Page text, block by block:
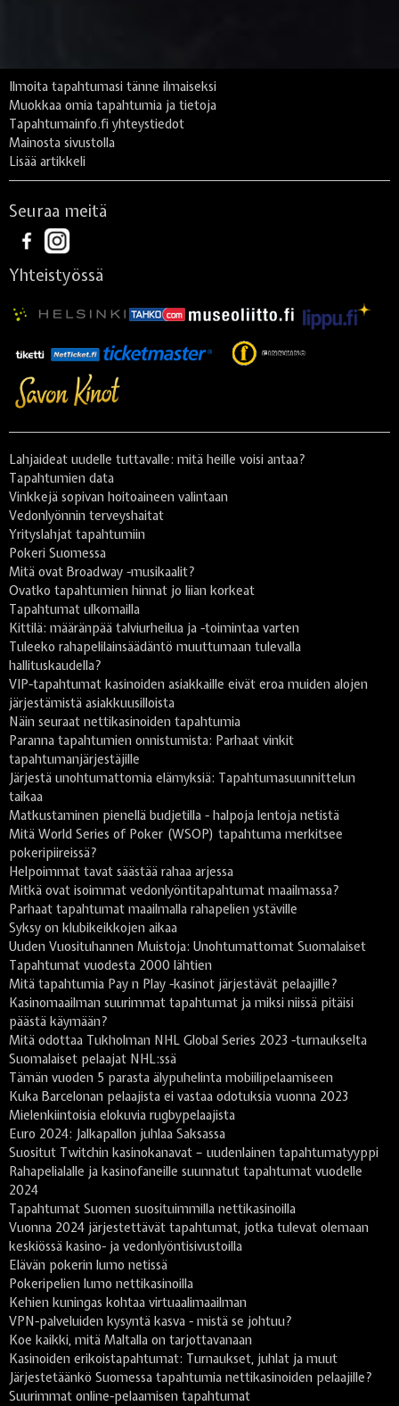
Ilmoita tapahtumasi tänne ilmaiseksi
Muokkaa omia tapahtumia ja tietoja
Tapahtumainfo.fi yhteystiedot
Mainosta sivustolla
Lisää artikkeli
Seuraa meitä
Yhteistyössä
Lahjaideat uudelle tuttavalle: mitä heille voisi antaa?
Tapahtumien data
Vinkkejä sopivan hoitoaineen valintaan
Vedonlyönnin terveyshaitat
Yrityslahjat tapahtumiin
Pokeri Suomessa
Mitä ovat Broadway -musikaalit?
Ovatko tapahtumien hinnat jo liian korkeat
Tapahtumat ulkomailla
Kittilä: määränpää talviurheilua ja -toimintaa varten
Tuleeko rahapelilainsäädäntö muuttumaan tulevalla
hallituskaudella?
VIP-tapahtumat kasinoiden asiakkaille eivät eroa muiden alojen
järjestämistä asiakkuusilloista
Näin seuraat nettikasinoiden tapahtumia
Paranna tapahtumien onnistumista: Parhaat vinkit
tapahtumanjärjestäjille
Järjestä unohtumattomia elämyksiä: Tapahtumasuunnittelun
taikaa
Matkustaminen pienellä budjetilla - halpoja lentoja netistä
Mitä World Series of Poker (WSOP) tapahtuma merkitsee
pokeripiireissä?
Helpoimmat tavat säästää rahaa arjessa
Mitkä ovat isoimmat vedonlyöntitapahtumat maailmassa?
Parhaat tapahtumat maailmalla rahapelien ystäville
Syksy on klubikeikkojen aikaa
Uuden Vuosituhannen Muistoja: Unohtumattomat Suomalaiset
Tapahtumat vuodesta 2000 lähtien
Mitä tapahtumia Pay n Play -kasinot järjestävät pelaajille?
Kasinomaailman suurimmat tapahtumat ja miksi niissä pitäisi
päästä käymään?
Mitä odottaa Tukholman NHL Global Series 2023 -turnaukselta
Suomalaiset pelaajat NHL:ssä
Tämän vuoden 5 parasta älypuhelinta mobiilipelaamiseen
Kuka Barcelonan pelaajista ei vastaa odotuksia vuonna 2023
Mielenkiintoisia elokuvia rugbypelaajista
Euro 2024: Jalkapallon juhlaa Saksassa
Suositut Twitchin kasinokanavat – uudenlainen tapahtumatyyppi
Rahapelialalle ja kasinofaneille suunnatut tapahtumat vuodelle
2024
Tapahtumat Suomen suosituimmilla nettikasinoilla
Vuonna 2024 järjestettävät tapahtumat, jotka tulevat olemaan
keskiössä kasino- ja vedonlyöntisivustoilla
Elävän pokerin lumo netissä
Pokeripelien lumo nettikasinoilla
Kehien kuningas kohtaa virtuaalimaailman
VPN-palveluiden kysyntä kasva - mistä se johtuu?
Koe kaikki, mitä Maltalla on tarjottavanaan
Kasinoiden erikoistapahtumat: Turnaukset, juhlat ja muut
Järjestetäänkö Suomessa tapahtumia nettikasinoiden pelaajille?
Suurimmat online-pelaamisen tapahtumat